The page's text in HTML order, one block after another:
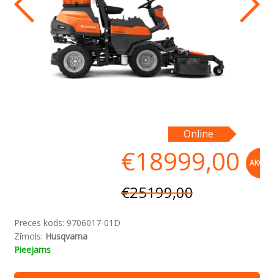
Online
€25199,00
€18999,00 AKCIJA
Preces kods: 9706017-01D
Zīmols: Husqvarna
Pieejams